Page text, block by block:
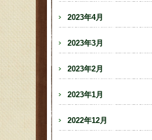
2023年4月
2023年3月
2023年2月
2023年1月
2022年12月